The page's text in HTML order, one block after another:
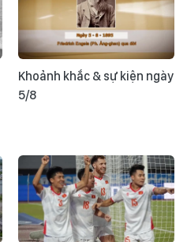
Khoảnh khắc & sự kiện ngày
5/8